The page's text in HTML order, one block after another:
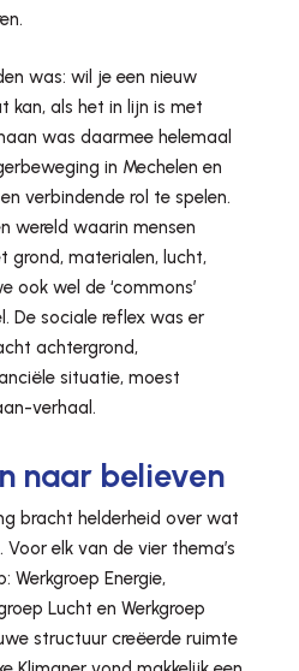
was: wil je een nieuw
als het in lijn is met
was daarmee helemaal
in Mechelen en
verbindende rol te spelen.
wereld waarin mensen
grond, materialen, lucht,
ook wel de ‘commons’
De sociale reflex was er
achtergrond,
situatie, moest
verhaal.
naar believen
bracht helderheid over wat
elk van de vier thema’s
Werkgroep Energie,
Lucht en Werkgroep
structuur creëerde ruimte